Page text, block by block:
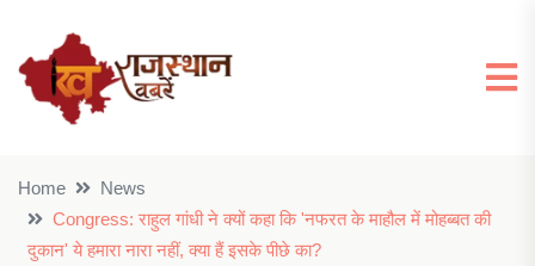
Home
News
Congress: राहुल गांधी ने क्यों कहा कि 'नफरत के माहौल में मोहब्बत की
दुकान' ये हमारा नारा नहीं, क्या हैं इसके पीछे का?